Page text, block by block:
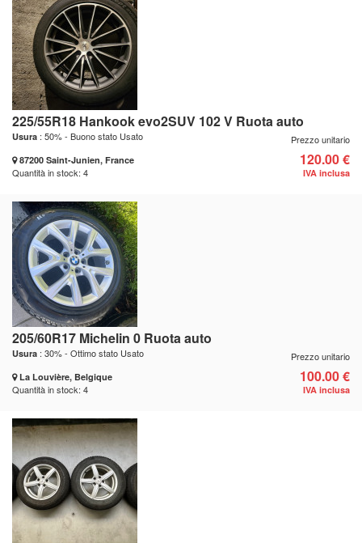
225/55R18 Hankook evo2SUV 102 V Ruota auto
Usura : 50% - Buono stato Usato
87200 Saint-Junien, France
Quantità in stock: 4
Prezzo unitario
120.00 €
IVA inclusa
205/60R17 Michelin 0 Ruota auto
Usura : 30% - Ottimo stato Usato
La Louvière, Belgique
Quantità in stock: 4
Prezzo unitario
100.00 €
IVA inclusa